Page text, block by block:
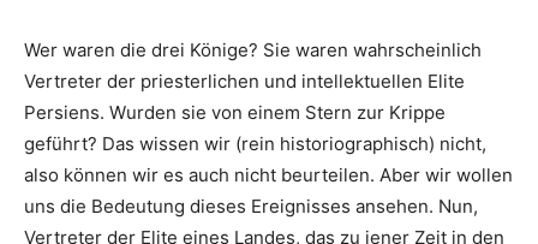
Wer waren die drei Könige? Sie waren wahrscheinlich
Vertreter der priesterlichen und intellektuellen Elite
Persiens. Wurden sie von einem Stern zur Krippe
geführt? Das wissen wir (rein historiographisch) nicht,
also können wir es auch nicht beurteilen. Aber wir wollen
uns die Bedeutung dieses Ereignisses ansehen. Nun,
Vertreter der Elite eines Landes, das zu jener Zeit in den